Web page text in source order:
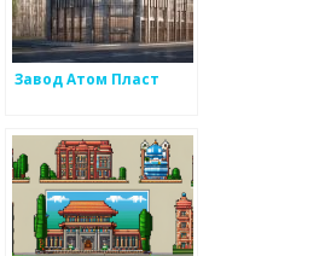
Завод Атом Пласт